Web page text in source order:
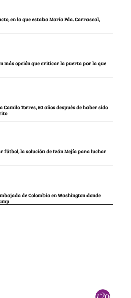
en la que estaba María Fda. Carrascal,
más opción que criticar la puerta por la que
Torres, 60 años después de haber sido
fútbol, la solución de Iván Mejía para luchar
de Colombia en Washington donde